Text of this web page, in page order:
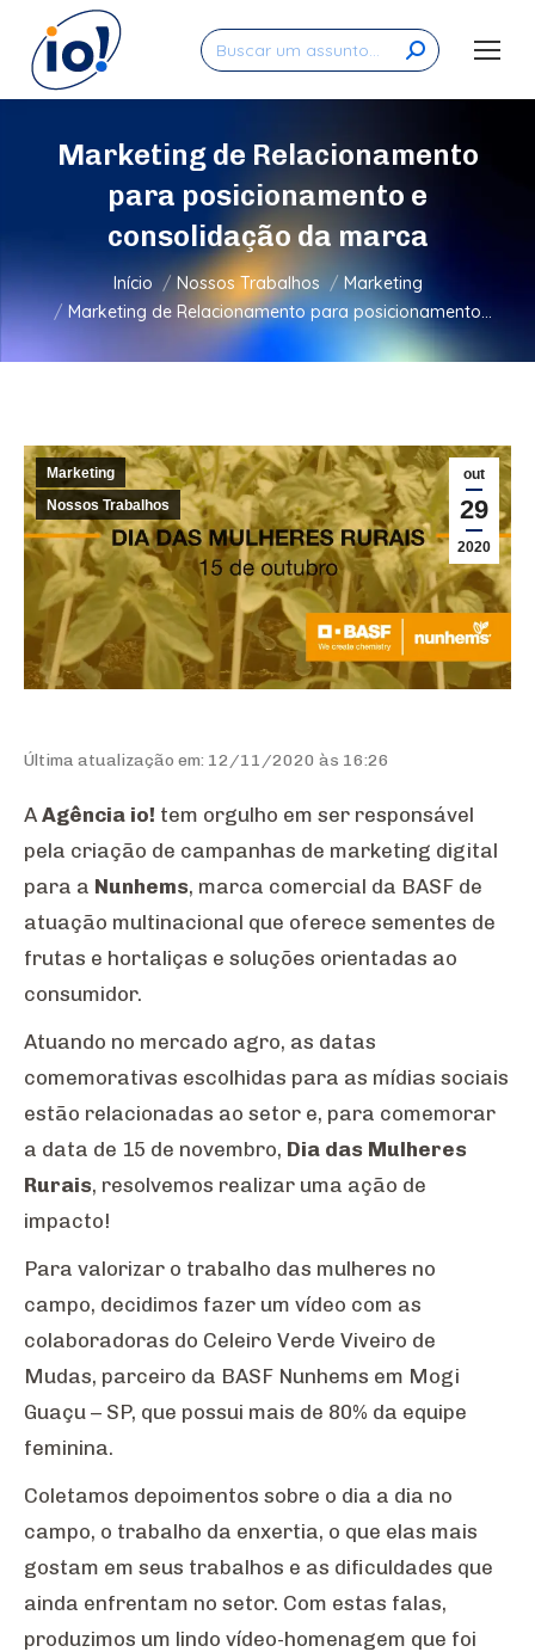
Search:
Marketing de Relacionamento
para posicionamento e
consolidação da marca
Você está aqui:
Início Nossos Trabalhos
Marketing
Marketing de Relacionamento para posicionamento…
out
29
2020
Marketing
Nossos Trabalhos
Última atualização em: 12/11/2020 às 16:26
A Agência io! tem orgulho em ser responsável
pela criação de campanhas de marketing digital
para a Nunhems, marca comercial da BASF de
atuação multinacional que oferece sementes de
frutas e hortaliças e soluções orientadas ao
consumidor.
Atuando no mercado agro, as datas
comemorativas escolhidas para as mídias sociais
estão relacionadas ao setor e, para comemorar
a data de 15 de novembro, Dia das Mulheres
Rurais, resolvemos realizar uma ação de
impacto!
Para valorizar o trabalho das mulheres no
campo, decidimos fazer um vídeo com as
colaboradoras do Celeiro Verde Viveiro de
Mudas, parceiro da BASF Nunhems em Mogi
Guaçu – SP, que possui mais de 80% da equipe
feminina.
Coletamos depoimentos sobre o dia a dia no
campo, o trabalho da enxertia, o que elas mais
gostam em seus trabalhos e as dificuldades que
ainda enfrentam no setor. Com estas falas,
produzimos um lindo vídeo-homenagem que foi